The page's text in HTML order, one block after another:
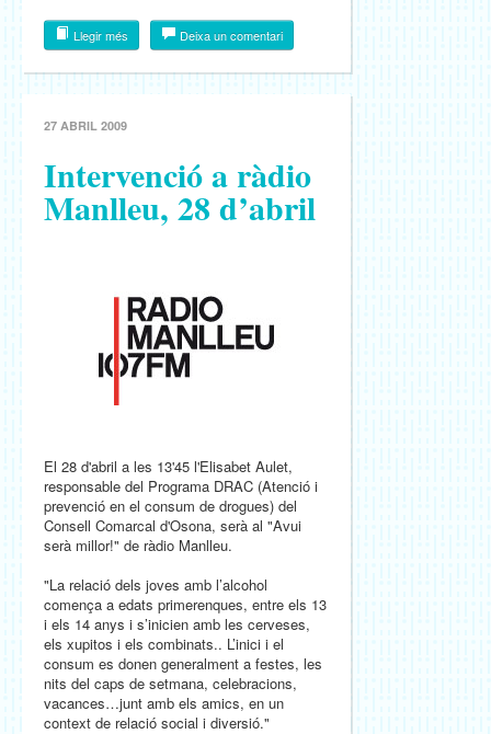
Llegir més Deixa un comentari
27 ABRIL 2009
Intervenció a ràdio
Manlleu, 28 d’abril
El 28 d'abril a les 13'45 l'Elisabet Aulet,
responsable del Programa DRAC (Atenció i
prevenció en el consum de drogues) del
Consell Comarcal d'Osona, serà al "Avui
serà millor!" de ràdio Manlleu.
"La relació dels joves amb l’alcohol
comença a edats primerenques, entre els 13
i els 14 anys i s’inicien amb les cerveses,
els xupitos i els combinats.. L’inici i el
consum es donen generalment a festes, les
nits del caps de setmana, celebracions,
vacances…junt amb els amics, en un
context de relació social i diversió."